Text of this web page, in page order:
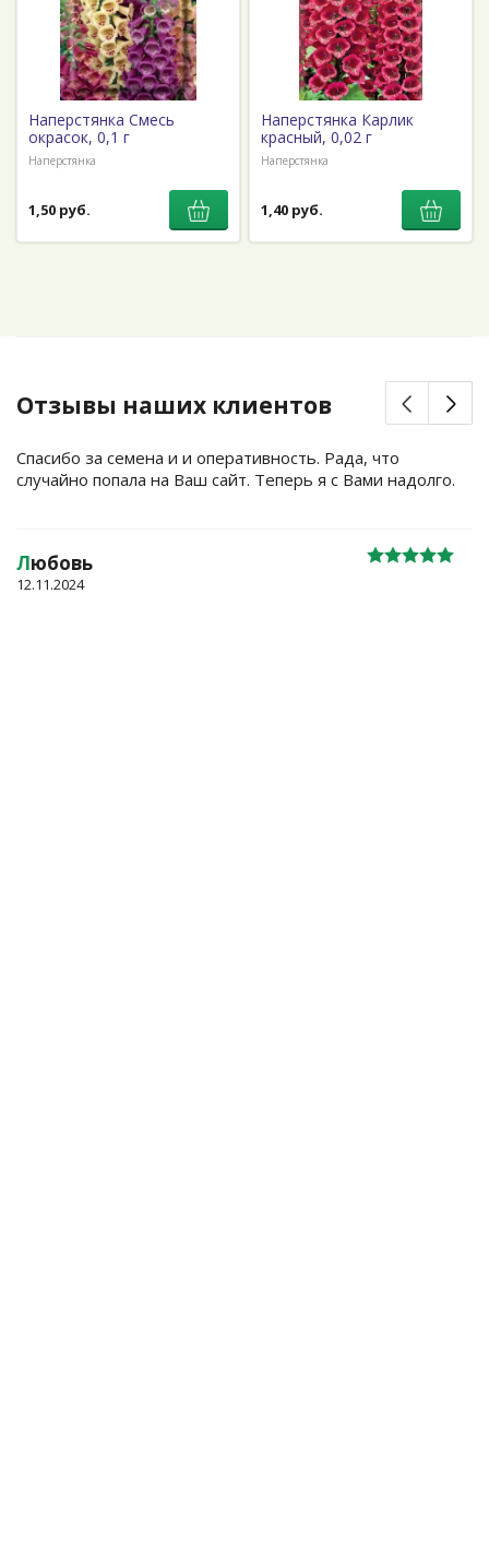
Наперстянка Смесь
окрасок, 0,1 г
Наперстянка
1,50 руб.
Наперстянка Карлик
красный, 0,02 г
Наперстянка
1,40 руб.
Отзывы наших клиентов
Спасибо за семена и и оперативность. Рада, что
случайно попала на Ваш сайт. Теперь я с Вами надолго.
Любовь
12.11.2024